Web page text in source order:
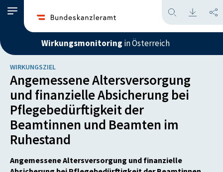
Wirkungsmonitoring in Österreich
WIRKUNGSZIEL
Angemessene Altersversorgung
und finanzielle Absicherung bei
Pflegebedürftigkeit der
Beamtinnen und Beamten im
Ruhestand
Angemessene Altersversorgung und finanzielle